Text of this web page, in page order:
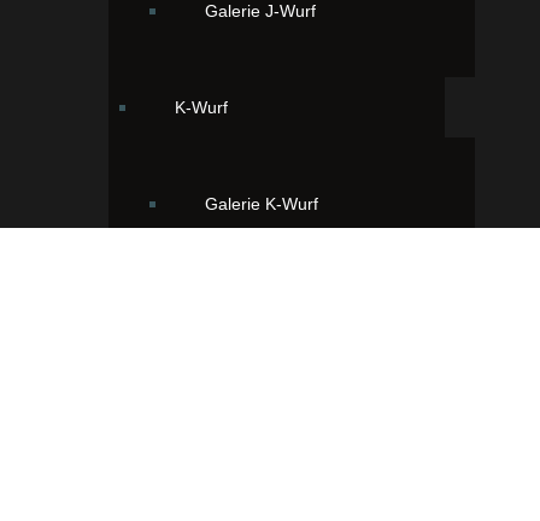
Galerie J-Wurf
K-Wurf
Galerie K-Wurf